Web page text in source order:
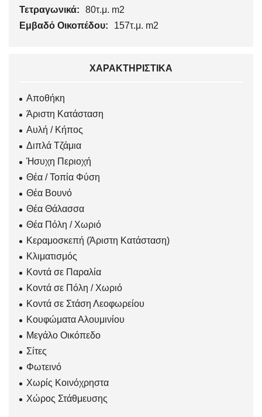
Τετραγωνικά:
80τ.μ. m2
Εμβαδό Οικοπέδου:
157τ.μ. m2
ΧΑΡΑΚΤΗΡΙΣΤΙΚΆ
Αποθήκη
Άριστη Κατάσταση
Αυλή / Κήπος
Διπλά Τζάμια
Ήσυχη Περιοχή
Θέα / Τοπία Φύση
Θέα Βουνό
Θέα Θάλασσα
Θέα Πόλη / Χωριό
Κεραμοσκεπή (Άριστη Κατάσταση)
Κλιματισμός
Κοντά σε Παραλία
Κοντά σε Πόλη / Χωριό
Κοντά σε Στάση Λεοφωρείου
Κουφώματα Αλουμινίου
Μεγάλο Οικόπεδο
Σίτες
Φωτεινό
Χωρίς Κοινόχρηστα
Χώρος Στάθμευσης